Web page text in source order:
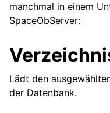
manchmal in einem
SpaceObServer:
Lädt den
der Datenbank.